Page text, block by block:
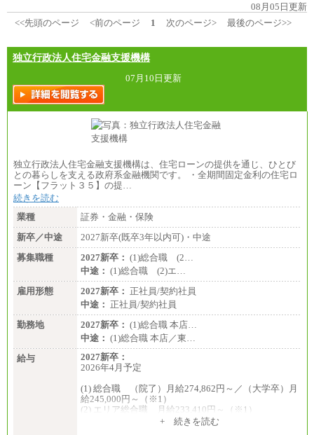
08月05日更新
<<先頭のページ
<前のページ 1 次のページ> 最後のページ>>
独立行政法人住宅金融支援機構
07月10日更新
独立行政法人住宅金融支援機構は、住宅ローンの提供を通じ、ひとび
との暮らしを支える政府系金融機関です。 ・全期間固定金利の住宅ロ
ーン【フラット３５】の提…
続きを読む
業種
証券・金融・保険
新卒／中途
2027新卒(既卒3年以内可)・中途
募集職種
2027新卒： (1)総合職 (2…
中途： (1)総合職 (2)エ…
雇用形態
2027新卒： 正社員/契約社員
中途： 正社員/契約社員
勤務地
2027新卒： (1)総合職 本店…
中途： (1)総合職 本店／東…
給与
2027新卒：
2026年4月予定
(1) 総合職 （院了）月給274,862円～／（大学卒）月
給245,000円～（※1）
(2) エリア総合職 月給233,410円～（※1）
(3) アシスタントスタッフ 日給9,800円～12,500円
+ 続きを読む